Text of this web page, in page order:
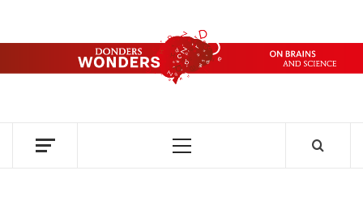
de
DONDERS
OVER HERSENEN EN WETENSCHAP // ON BRAINS AND
Primair